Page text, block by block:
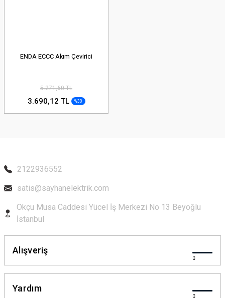
ENDA ECCC Akım Çevirici
5.271,60 TL
3.690,12 TL %30
2122936552
satis@sayhanelektrik.com
Okçu Musa Caddesi Yücel İş Merkezi No 13 Beyoğlu
İstanbul
Alışveriş
Yardım